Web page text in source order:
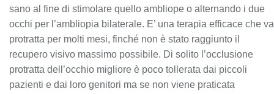
sano al fine di stimolare quello ambliope o alternando i due
occhi per l’ambliopia bilaterale. E’ una terapia efficace che va
protratta per molti mesi, finché non è stato raggiunto il
recupero visivo massimo possibile. Di solito l’occlusione
protratta dell’occhio migliore è poco tollerata dai piccoli
pazienti e dai loro genitori ma se non viene praticata